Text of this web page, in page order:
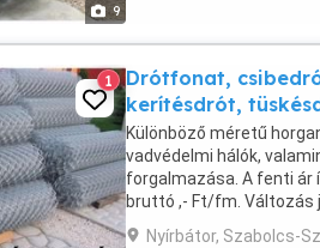
9
1
Drótfonat,
kerítésdrót,
Különböző méretű
vadvédelmi hálók,
forgalmazása. A fenti ár
bruttó ,- Ft/fm. Változás
árkedvezményt adok! Tel.:
Nyírbátor, Szabolcs-